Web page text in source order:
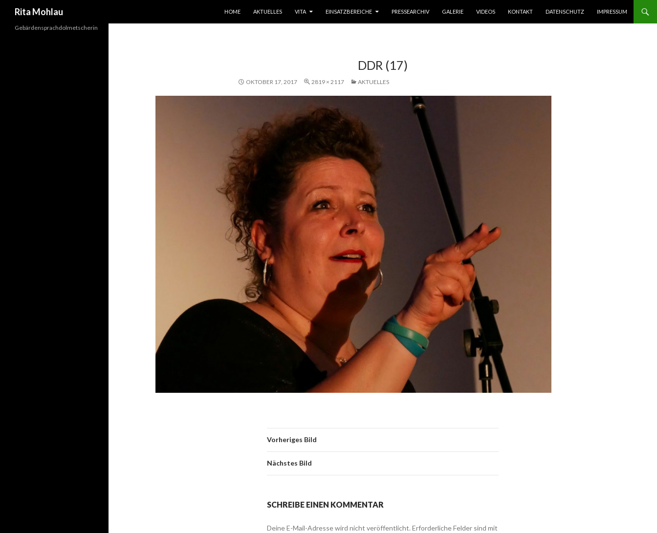
Rita Mohlau
HOME
AKTUELLES VITA EINSATZBEREICHE PRESSEARCHIV GALERIE VIDEOS KONTAKT DATENSCHUTZ IMPRESSUM
DDR (17)
OKTOBER 17, 2017 2819 × 2117 AKTUELLES
Vorheriges Bild
Nächstes Bild
SCHREIBE EINEN KOMMENTAR
Deine E-Mail-Adresse wird nicht veröffentlicht. Erforderliche Felder sind mit
Gebärdensprachdolmetscherin